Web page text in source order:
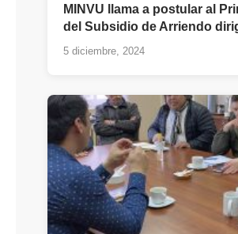
MINVU llama a postular al
del Subsidio de Arriendo
5 diciembre, 2024